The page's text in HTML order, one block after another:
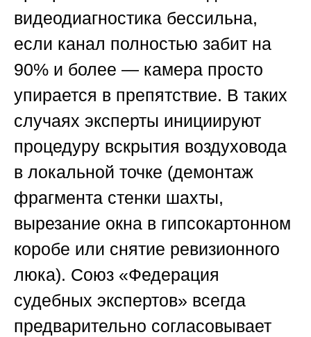
видеодиагностика бессильна,
если канал полностью забит на
90% и более — камера просто
упирается в препятствие. В таких
случаях эксперты инициируют
процедуру вскрытия воздуховода
в локальной точке (демонтаж
фрагмента стенки шахты,
вырезание окна в гипсокартонном
коробе или снятие ревизионного
люка). Союз «Федерация
судебных экспертов» всегда
предварительно согласовывает